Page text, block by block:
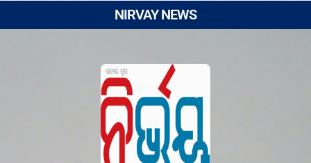
NIRVAY NEWS